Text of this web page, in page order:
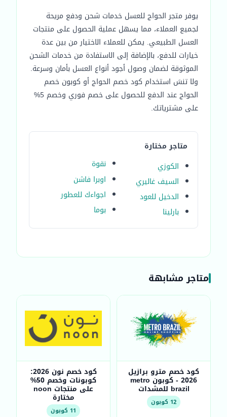
يوفر متجر الحواج للعسل خدمات شحن ودفع مريحة
لجميع العملاء، مما يسهل عملية الحصول على منتجات
العسل الطبيعي. يمكن للعملاء الاختيار من بين عدة
خيارات للدفع، بالإضافة إلى الاستفادة من خدمات الشحن
الموثوقة لضمان وصول أجود أنواع العسل بأمان وسرعة.
ولا تنسَ استخدام كود خصم الحواج أو كوبون خصم
الحواج عند الدفع للحصول على خصم فوري وخصم 5%
على مشترياتك.
متاجر مختارة
الكوزي
السيف غاليري
الدخيل للعود
بارلينا
نقوة
اوبرا فاشن
اجواءك للعطور
بوما
متاجر مشابهة
كود خصم مترو برازيل
2026 - كوبون metro
brazil للمشدات
12 كوبون
كود خصم نون 2026:
كوبونات وخصم 50%
على منتجات noon
مختارة
11 كوبون